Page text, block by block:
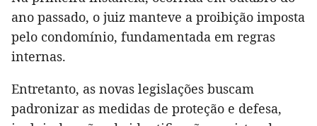
ano passado, o juiz manteve a proibição imposta
pelo condomínio, fundamentada em regras
internas.
Entretanto, as novas legislações buscam
padronizar as medidas de proteção e defesa,